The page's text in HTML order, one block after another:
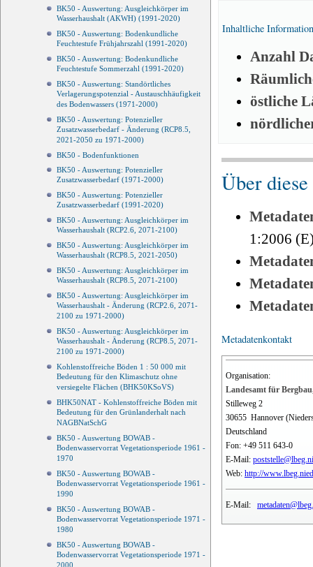
BK50 - Auswertung: Ausgleichkörper im
Wasserhaushalt (AKWH) (1991-2020)
BK50 - Auswertung: Bodenkundliche
Feuchtestufe Frühjahrszahl (1991-2020)
BK50 - Auswertung: Bodenkundliche
Feuchtestufe Sommerzahl (1991-2020)
BK50 - Auswertung: Standörtliches
Verlagerungspotenzial - Austauschhäufigkeit
des Bodenwassers (1971-2000)
BK50 - Auswertung: Potenzieller
Zusatzwasserbedarf - Änderung (RCP8.5,
2021-2050 zu 1971-2000)
BK50 - Bodenfunktionen
BK50 - Auswertung: Potenzieller
Zusatzwasserbedarf (1971-2000)
BK50 - Auswertung: Potenzieller
Zusatzwasserbedarf (1991-2020)
BK50 - Auswertung: Ausgleichkörper im
Wasserhaushalt (RCP2.6, 2071-2100)
BK50 - Auswertung: Ausgleichkörper im
Wasserhaushalt (RCP8.5, 2021-2050)
BK50 - Auswertung: Ausgleichkörper im
Wasserhaushalt (RCP8.5, 2071-2100)
BK50 - Auswertung: Ausgleichkörper im
Wasserhaushalt - Änderung (RCP2.6, 2071-
2100 zu 1971-2000)
BK50 - Auswertung: Ausgleichkörper im
Wasserhaushalt - Änderung (RCP8.5, 2071-
2100 zu 1971-2000)
Kohlenstoffreiche Böden 1 : 50 000 mit
Bedeutung für den Klimaschutz ohne
versiegelte Flächen (BHK50KSoVS)
BHK50NAT - Kohlenstoffreiche Böden mit
Bedeutung für den Grünlanderhalt nach
NAGBNatSchG
BK50 - Auswertung BOWAB -
Bodenwasservorrat Vegetationsperiode 1961 -
1970
BK50 - Auswertung BOWAB -
Bodenwasservorrat Vegetationsperiode 1961 -
1990
BK50 - Auswertung BOWAB -
Bodenwasservorrat Vegetationsperiode 1971 -
1980
BK50 - Auswertung BOWAB -
Bodenwasservorrat Vegetationsperiode 1971 -
Inhaltliche
Anzahl
östliche
Über
1:2006
Metadatenkontakt
Organisation:
Landesamt für
Stilleweg 2
30655 Hannover
Deutschland
Fon: +49 511 643-0
E-Mail:
Web: http://
E-Mail: